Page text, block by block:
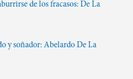
de los fracasos: De La
y soñador: Abelardo De La